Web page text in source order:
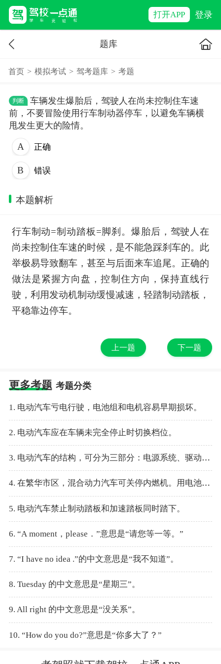
打开APP 登录
题库
首页 > 模拟考试 > 驾考题库 > 考题
判断
车辆发生爆胎后，驾驶人在尚未控制住车速
前，不要冒险使用行车制动器停车，以避免车辆横
甩发生更大的险情。
正确
错误
本题解析
行车制动=制动踏板=脚刹。爆胎后，驾驶人在
尚未控制住车速的时候，是不能急踩刹车的。此
举极易导致翻车，甚至与后面来车追尾。正确的
做法是紧握方向盘，控制住方向，保持直线行
驶，利用发动机制动缓慢减速，轻踏制动踏板，
平稳靠边停车。
上一题 下一题
更多考题 考题分类
1. 电动汽车亏电行驶，电池组和电机容易早期损坏。
2. 电动汽车应在车辆未完全停止时切换档位。
3. 电动汽车的结构，可分为三部分：电源系统、驱动控制系统和充电系统。
4. 在繁华市区，混合动力汽车可关停内燃机。用电池单独驱动，实现“零”排放。
5. 电动汽车禁止制动踏板和加速踏板同时踏下。
6. “A moment，please．”意思是“请您等一等。”
7. “I have no idea .”的中文意思是“我不知道”。
8. Tuesday 的中文意思是“星期三”。
9. All right 的中文意思是“没关系”。
10. “How do you do?”意思是“你多大了？”